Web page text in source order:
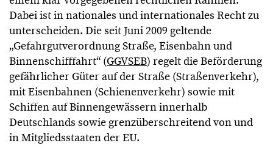
Dabei ist in nationales und internationales Recht zu
unterscheiden. Die seit Juni 2009 geltende
„Gefahrgutverordnung Straße, Eisenbahn und
Binnenschifffahrt“ (GGVSEB) regelt die Beförderung
gefährlicher Güter auf der Straße (Straßenverkehr),
mit Eisenbahnen (Schienenverkehr) sowie mit
Schiffen auf Binnengewässern innerhalb
Deutschlands sowie grenzüberschreitend von und
in Mitgliedsstaaten der EU.